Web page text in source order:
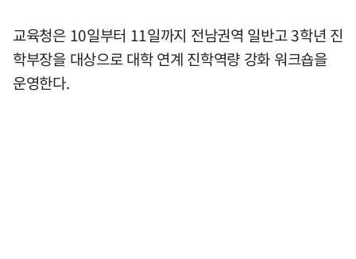
교육청은 10일부터 11일까지 전남권역 일반고 3학년 진
학부장을 대상으로 대학 연계 진학역량 강화 워크숍을
운영한다.